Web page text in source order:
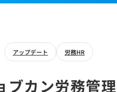
アップデート 労務HR
ブカン労務管